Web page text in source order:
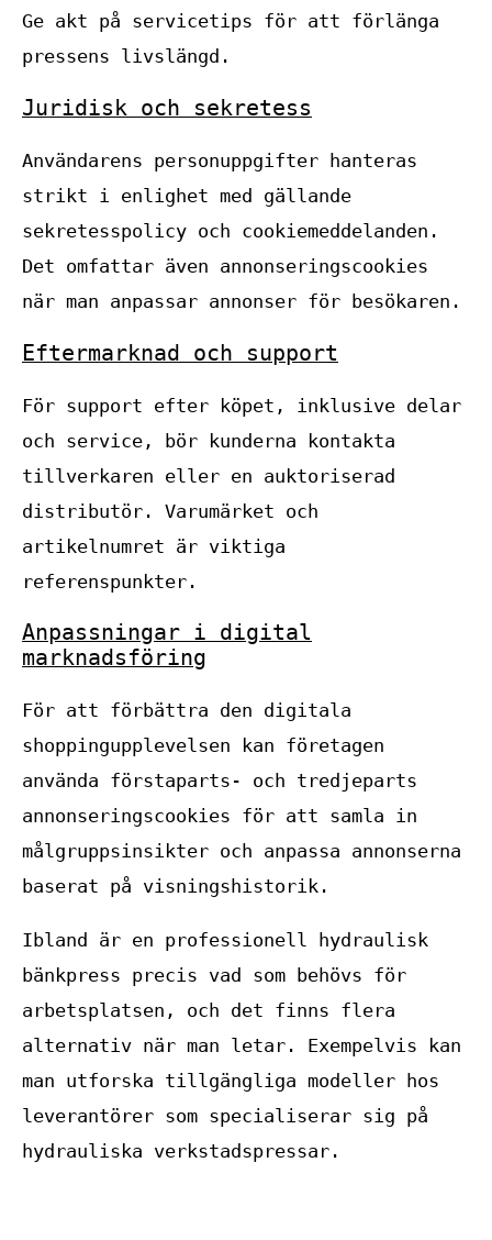
Ge akt på servicetips för att förlänga
pressens livslängd.
Juridisk och sekretess
Användarens personuppgifter hanteras
strikt i enlighet med gällande
sekretesspolicy och cookiemeddelanden.
Det omfattar även annonseringscookies
när man anpassar annonser för besökaren.
Eftermarknad och support
För support efter köpet, inklusive delar
och service, bör kunderna kontakta
tillverkaren eller en auktoriserad
distributör. Varumärket och
artikelnumret är viktiga
referenspunkter.
Anpassningar i digital
marknadsföring
För att förbättra den digitala
shoppingupplevelsen kan företagen
använda förstaparts- och tredjeparts
annonseringscookies för att samla in
målgruppsinsikter och anpassa annonserna
baserat på visningshistorik.
Ibland är en professionell hydraulisk
bänkpress precis vad som behövs för
arbetsplatsen, och det finns flera
alternativ när man letar. Exempelvis kan
man utforska tillgängliga modeller hos
leverantörer som specialiserar sig på
hydrauliska verkstadspressar.